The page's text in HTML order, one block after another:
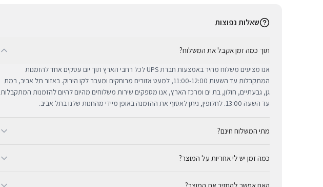
שאלות נפוצות
תוך כמה זמן אקבל את המשלוח?
אנו מציעים משלוח מהיר באמצעות חברת UPS לכל רחבי הארץ תוך יום עסקים אחד להזמנות
המתקבלות עד השעות 11:00-12:00, למעט אזורים מרוחקים ומעבר לקו הירוק. באזור תל אביב, רמת
גן, גבעתיים, חולון, בת ים ומרכז הארץ, אנו מספקים שירות משלוחים מהיום להיום להזמנות המתקבלות
עד השעה 13:00. לחלופין, ניתן לאסוף את ההזמנה באופן מיידי מהחנות שלנו בתל אביב.
מתי המשלוח חינם?
באמצעות חברת UPS, חברת המשלוחים המובילה והאמינה בישראל. עבור רכישות בסכום נמוךכמה זמן יש לי אחריות על המוצר?